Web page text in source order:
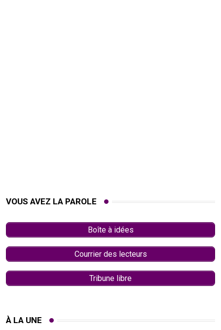
VOUS AVEZ LA PAROLE
Boîte à idées
Courrier des lecteurs
Tribune libre
À LA UNE